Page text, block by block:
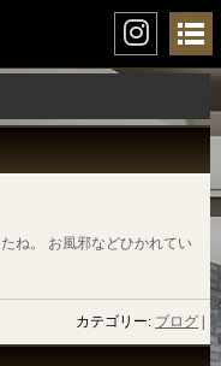
ね。 お風邪などひかれてい
カテゴリー: ブログ